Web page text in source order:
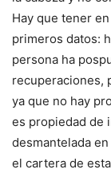
Hay que tener
primeros datos:
persona ha
recuperaciones,
ya que no hay
es propiedad de
desmantelada
el cartera de